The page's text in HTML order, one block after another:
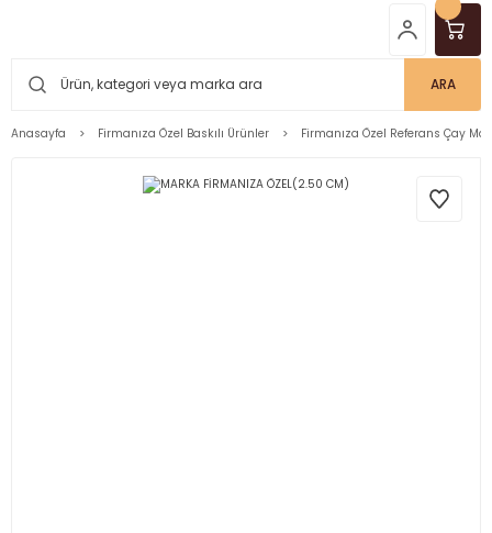
ARA
Anasayfa Firmanıza Özel Baskılı Ürünler Firmanıza Özel Referans Çay